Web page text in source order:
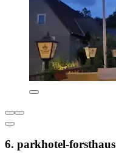
6. parkhotel-forsthaus